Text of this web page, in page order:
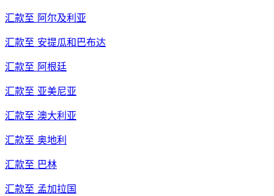
汇款至 阿尔及利亚
汇款至 安提瓜和巴布达
汇款至 阿根廷
汇款至 亚美尼亚
汇款至 澳大利亚
汇款至 奥地利
汇款至 巴林
汇款至 孟加拉国